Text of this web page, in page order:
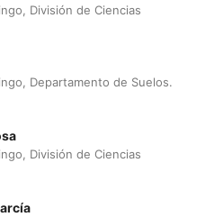
División de Ciencias
Departamento de Suelos.
División de Ciencias